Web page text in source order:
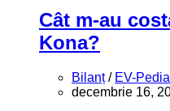
Cât m-au
Kona?
Bilanț/ EV-Pedia
decembrie 16,